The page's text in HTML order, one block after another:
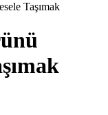
Taşımak